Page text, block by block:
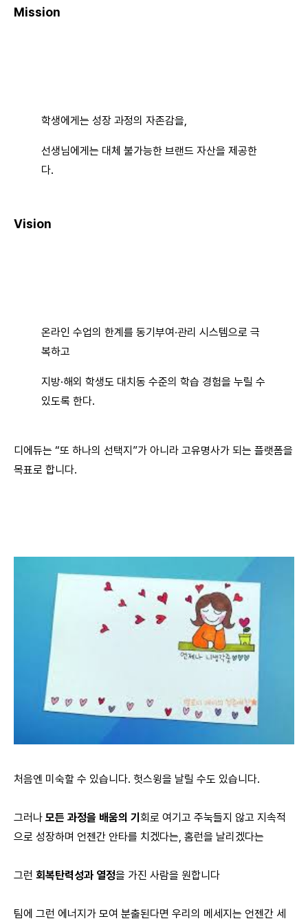
Mission
학생에게는 성장 과정의 자존감을,
선생님에게는 대체 불가능한 브랜드 자산을 제공한
다.
Vision
온라인 수업의 한계를 동기부여·관리 시스템으로 극
복하고
지방·해외 학생도 대치동 수준의 학습 경험을 누릴 수
있도록 한다.
디에듀는 “또 하나의 선택지”가 아니라 고유명사가 되는 플랫폼을
목표로 합니다.
처음엔 미숙할 수 있습니다. 헛스윙을 날릴 수도 있습니다.
그러나 모든 과정을 배움의 기 회로 여기고 주눅들지 않고 지속적
으로 성장하며 언젠간 안타를 치겠다는, 홈런을 날리겠다는
그런 회복탄력성과 열정을 가진 사람을 원합니다
팀에 그런 에너지가 모여 분출된다면 우리의 메세지는 언젠간 세